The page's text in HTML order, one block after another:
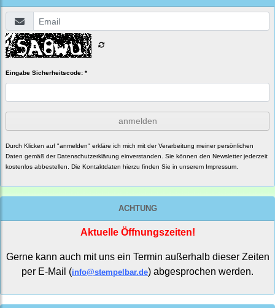
Eingabe Sicherheitscode: *
anmelden
Durch Klicken auf "anmelden" erkläre ich mich mit der Verarbeitung meiner persönlichen
Daten gemäß der Datenschutzerklärung einverstanden. Sie können den Newsletter jederzeit
kostenlos abbestellen. Die Kontaktdaten hierzu finden Sie in unserem Impressum.
ACHTUNG
Aktuelle Öffnungszeiten!
Gerne kann auch mit uns ein Termin außerhalb dieser Zeiten
per E-Mail (info@stempelbar.de) abgesprochen werden.